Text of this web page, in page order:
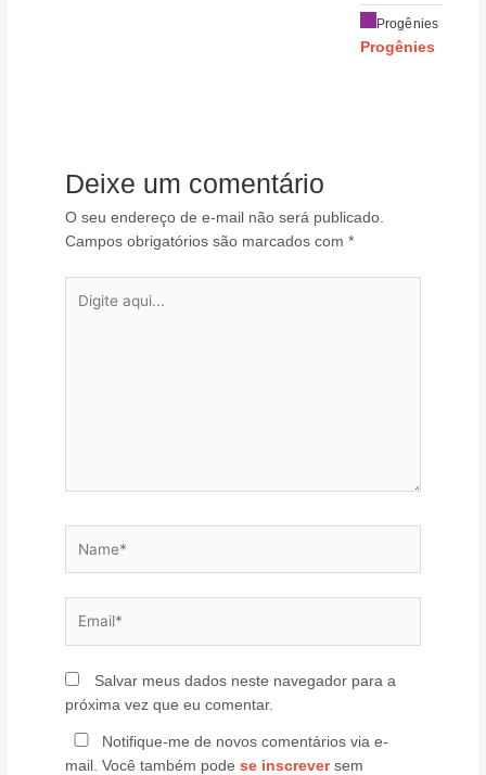
Progênies
Progênies
Deixe um comentário
O seu endereço de e-mail não será publicado.
Campos obrigatórios são marcados com*
aqui...
Salvar meus dados neste navegador para a
próxima vez que eu comentar.
Notifique-me de novos comentários via e-
mail. Você também podese inscreversem